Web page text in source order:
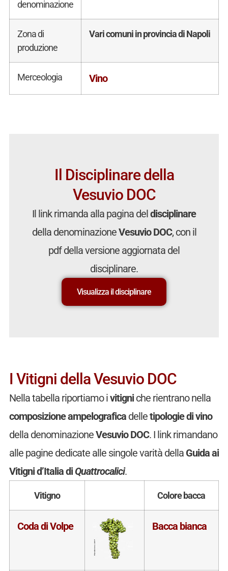
denominazione
Zona di
produzione
Vari comuni in provincia di Napoli
Merceologia Vino
Il Disciplinare della
Vesuvio DOC
Il link rimanda alla pagina deldisciplinare
della denominazioneVesuvio DOC, con il
pdf della versione aggiornata del
disciplinare.
Visualizza il disciplinare
I Vitigni della Vesuvio DOC
Nella tabella riportiamo ivitigniche rientrano nella
composizione ampelograficadelletipologie di vino
della denominazioneVesuvio DOC. I link rimandano
alle pagine dedicate alle singole varità della Guida ai
Vitigni d’Italia diQuattrocalici.
Vitigno Colore bacca
Coda di Volpe Bacca bianca